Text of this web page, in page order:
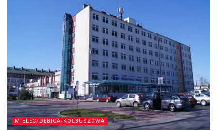
MIELEC/DĘBICA/KOLBUSZOWA